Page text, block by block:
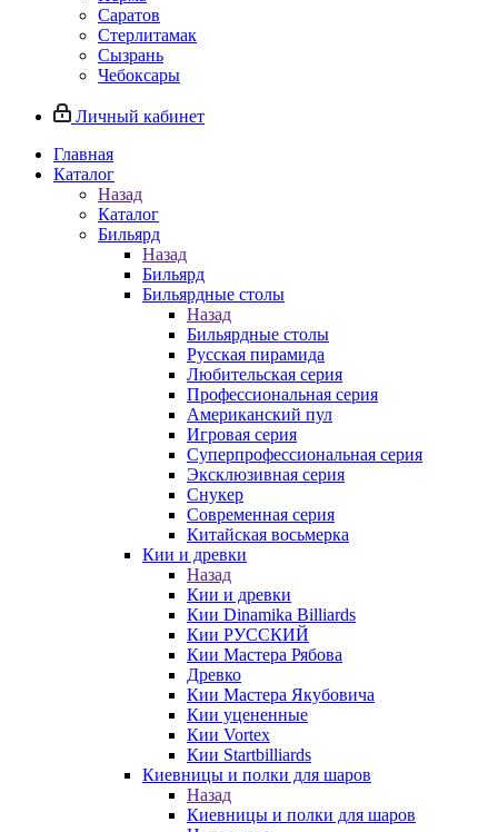
Саратов
Стерлитамак
Сызрань
Чебоксары
Личный кабинет
Главная
Каталог
Назад
Каталог
Бильярд
Назад
Бильярд
Бильярдные столы
Назад
Бильярдные столы
Русская пирамида
Любительская серия
Профессиональная серия
Американский пул
Игровая серия
Суперпрофессиональная серия
Эксклюзивная серия
Снукер
Современная серия
Китайская восьмерка
Кии и древки
Назад
Кии и древки
Кии Dinamika Billiards
Кии РУССКИЙ
Кии Мастера Рябова
Древко
Кии Мастера Якубовича
Кии уцененные
Кии Vortex
Кии Startbilliards
Киевницы и полки для шаров
Назад
Киевницы и полки для шаров